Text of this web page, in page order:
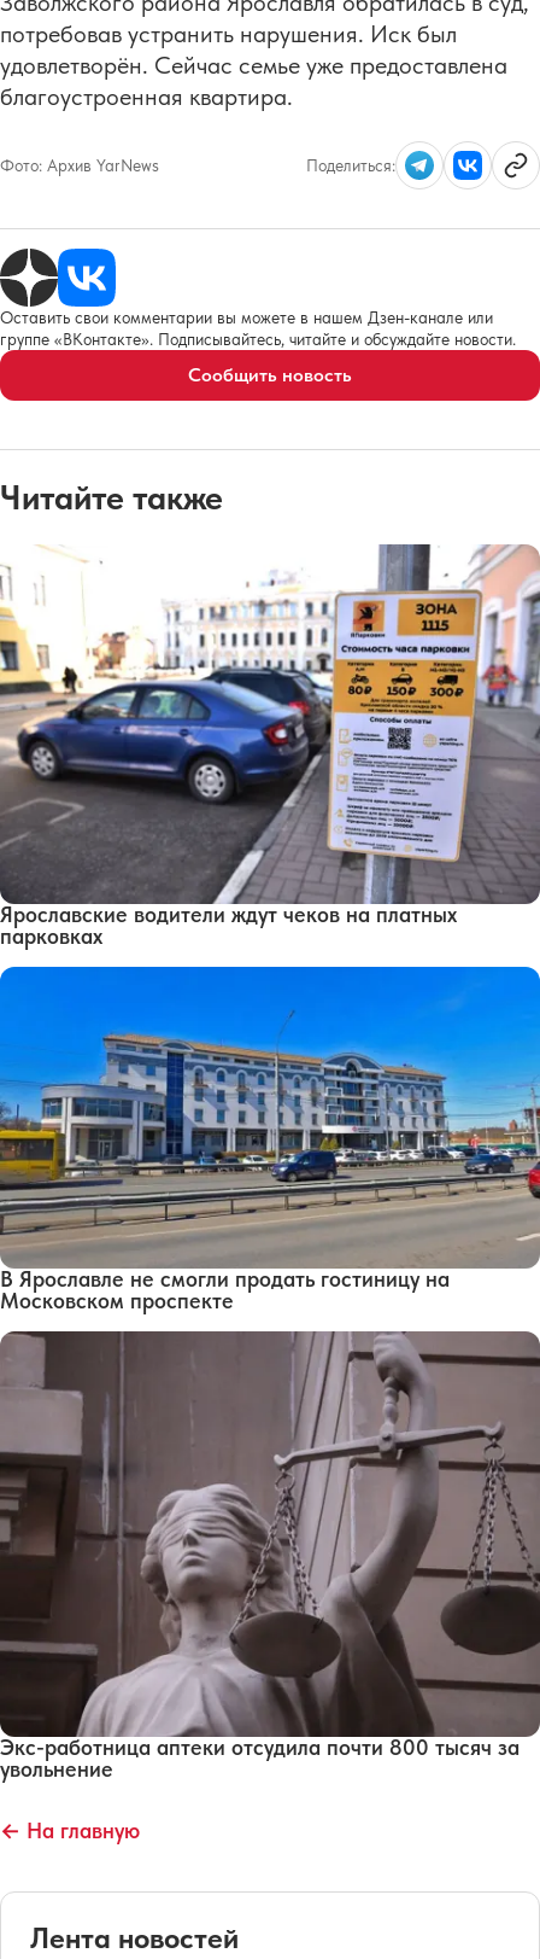
потребовав устранить нарушения. Иск был
удовлетворён. Сейчас семье уже предоставлена
благоустроенная квартира.
Фото: Архив YarNews Поделиться:
Оставить свои комментарии вы можете в нашем Дзен-канале или
группе «ВКонтакте». Подписывайтесь, читайте и обсуждайте новости.
Сообщить новость
Читайте также
Ярославские водители ждут чеков на платных
парковках
В Ярославле не смогли продать гостиницу на
Московском проспекте
Экс-работница аптеки отсудила почти 800 тысяч за
увольнение
← На главную
Лента новостей